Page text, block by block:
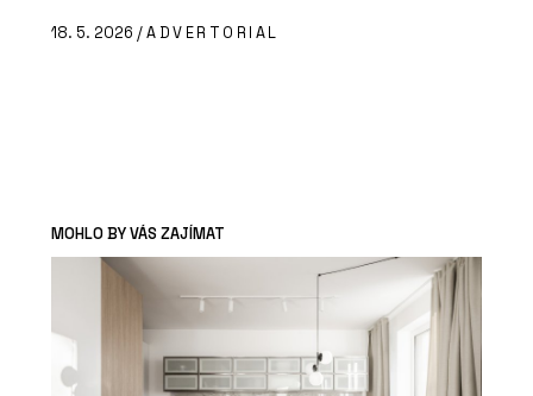
18. 5. 2026 /ADVERTORIAL
MOHLO BY VÁS ZAJÍMAT